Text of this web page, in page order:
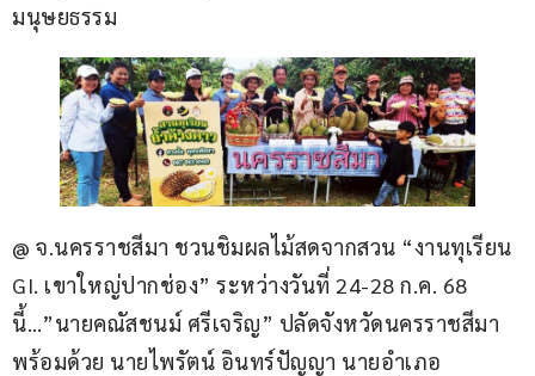
มนุษยธรรม
@ จ.นครราชสีมา ชวนชิมผลไม้สดจากสวน “งานทุเรียน
GI. เขาใหญ่ปากช่อง” ระหว่างวันที่ 24-28 ก.ค. 68
นี้…”นายคณัสชนม์ ศรีเจริญ” ปลัดจังหวัดนครราชสีมา
พร้อมด้วย นายไพรัตน์ อินทร์ปัญญา นายอำเภอ